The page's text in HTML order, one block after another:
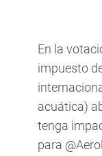
En la
impuesto
acuática)
tenga
para